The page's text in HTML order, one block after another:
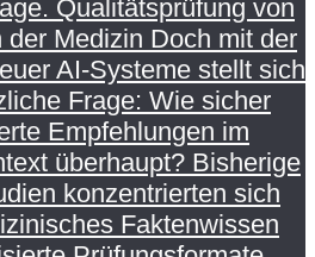
Qualitätsprüfung von
der Medizin Doch mit der
AI-Systeme stellt sich
Frage: Wie sicher
Empfehlungen im
überhaupt? Bisherige
konzentrierten sich
Faktenwissen